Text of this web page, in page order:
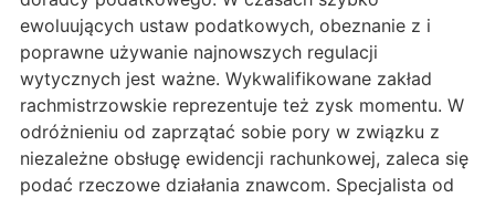
ewoluujących ustaw podatkowych, obeznanie z i
poprawne używanie najnowszych regulacji
wytycznych jest ważne. Wykwalifikowane zakład
rachmistrzowskie reprezentuje też zysk momentu. W
odróżnieniu od zaprzątać sobie pory w związku z
niezależne obsługę ewidencji rachunkowej, zaleca się
podać rzeczowe działania znawcom. Specjalista od